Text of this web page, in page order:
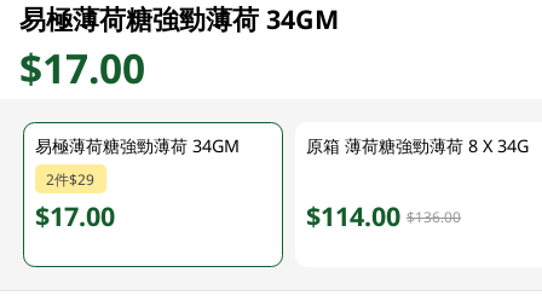
易極薄荷糖強勁薄荷 34GM
$17.00
易極薄荷糖強勁薄荷 34GM
2件$29
$17.00
原箱 薄荷糖強勁薄荷 8 X 34G
$114.00 $136.00